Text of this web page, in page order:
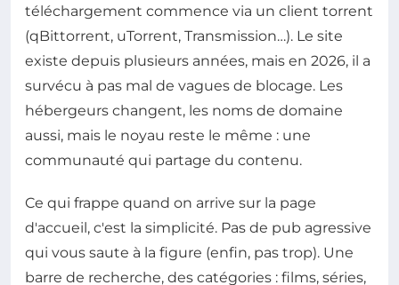
téléchargement commence via un client torrent
(qBittorrent, uTorrent, Transmission…). Le site
existe depuis plusieurs années, mais en 2026, il a
survécu à pas mal de vagues de blocage. Les
hébergeurs changent, les noms de domaine
aussi, mais le noyau reste le même : une
communauté qui partage du contenu.
Ce qui frappe quand on arrive sur la page
d'accueil, c'est la simplicité. Pas de pub agressive
qui vous saute à la figure (enfin, pas trop). Une
barre de recherche, des catégories : films, séries,